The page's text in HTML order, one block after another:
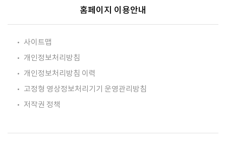
홈페이지 이용안내
사이트맵
개인정보처리방침
개인정보처리방침 이력
고정형 영상정보처리기기 운영관리방침
저작권 정책